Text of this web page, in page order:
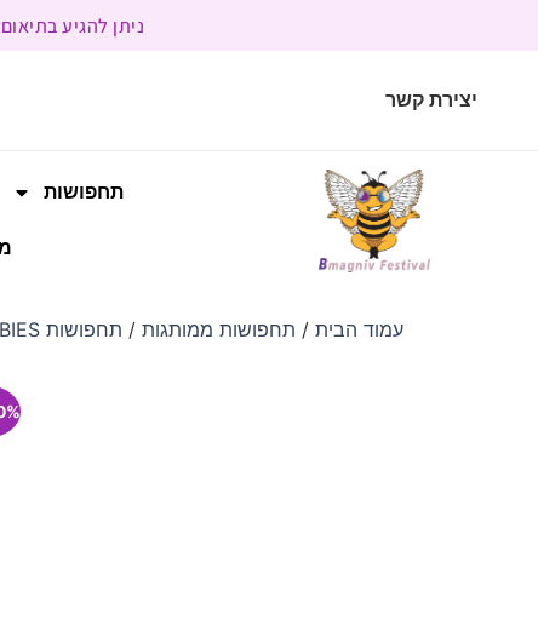
ניתן להגיע בתיאום מראש | בשעות הפעילות
יצירת קשר
תחפושות
עמוד הבית/ תחפושות ממותגות/ תחפושות RUBIES
0%